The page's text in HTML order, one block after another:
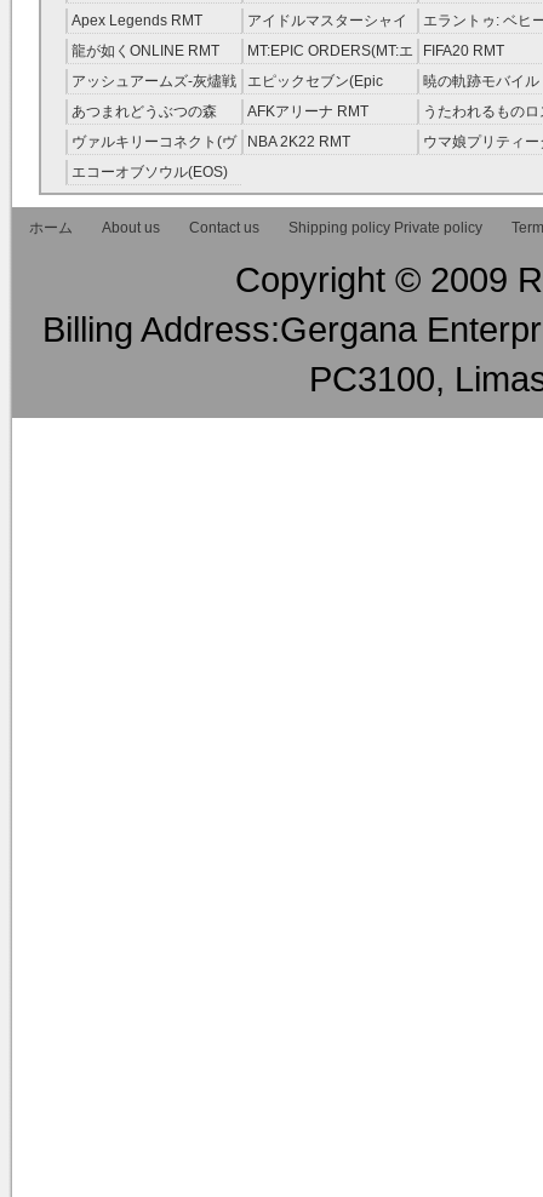
ーサーガ RMT
Apex Legends RMT
アイドルマスターシャイ
ニーカラーズ(シャニマス)
RMT
エラントゥ: ベヒ
ピリット RMT
龍が如くONLINE RMT
MT:EPIC ORDERS(MT:エ
ピック・オーダーズ)
RMT
FIFA20 RMT
アッシュアームズ‐灰燼戦
線 RMT
エピックセブン(Epic
Seven) RMT
暁の軌跡モバイル
伝説 ） RMT
あつまれどうぶつの森
RMT
AFKアリーナ RMT
うたわれるもの
ラグ(ロスフラ)
ヴァルキリーコネクト(ヴ
ァルコネ) RMT
NBA 2K22 RMT
ウマ娘プリティー
エコーオブソウル(EOS)
RMT
ホーム
About us Contact us Shipping policy Private policy
Copyright © 2009
Billing Address:Gergana
PC3100,